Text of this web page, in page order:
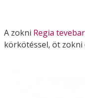
A zokni Regia
körkötéssel, öt